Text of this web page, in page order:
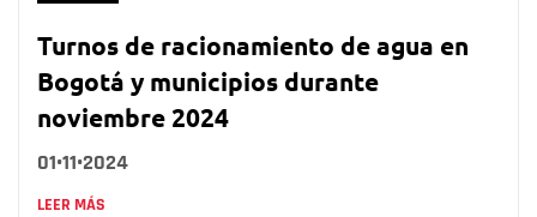
Turnos de racionamiento de agua en
Bogotá y municipios durante
noviembre 2024
01•11•2024
LEER MÁS